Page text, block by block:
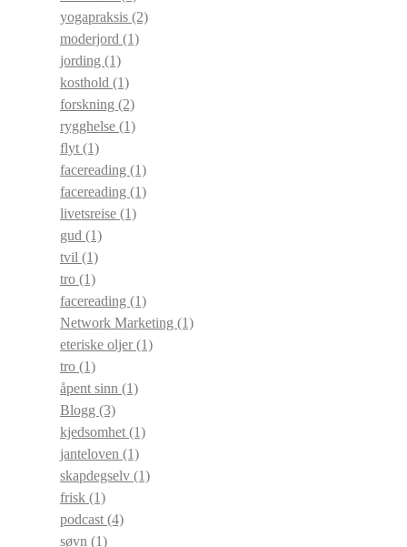
yogapraksis (2)
moderjord (1)
jording (1)
kosthold (1)
forskning (2)
rygghelse (1)
flyt (1)
facereading (1)
facereading (1)
livetsreise (1)
gud (1)
tvil (1)
tro (1)
facereading (1)
Network Marketing (1)
eteriske oljer(1)
tro (1)
åpent sinn (1)
Blogg (3)
kjedsomhet (1)
janteloven (1)
skapdegselv (1)
frisk (1)
podcast (4)
søvn (1)